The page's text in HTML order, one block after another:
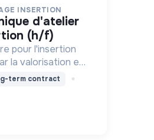
INSERTION
(h/f)
pour l'insertion
la valorisation et
et la
e...
term contract